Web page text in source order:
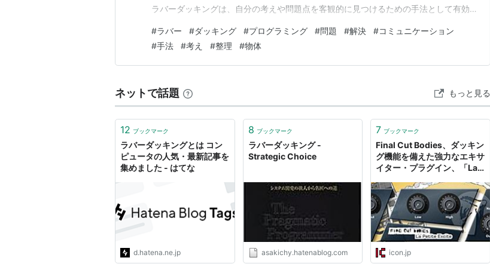
ラバーダッキングは、自分の考えや問題点を客観的に見つけるための手法として有効で
つけることができます。ラバーダックや他の物体に向かって話すことで、自分自身を客
観的な立場に置き、問題についてより深く考…
#ラバー #ダッキング #プログラミング #問題 #解決 #コミュニケーション
#手法 #考え #整理 #物体
ネットで話題 もっと見る
12 ブックマーク
ラバーダッキングとは コン
ピュータの人気・最新記事を
集めました - はてな
d.hatena.ne.jp
8 ブックマーク
ラバーダッキング -
Strategic Choice
asakichy.hatenablog.com
7 ブックマーク
Final Cut Bodies、ダッキン
グ機能を備えた強力なエキサ
イター・プラグイン、「La
中！
icon.jp